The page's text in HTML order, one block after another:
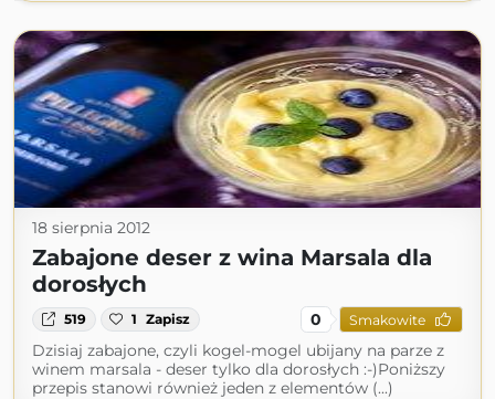
18 sierpnia 2012
Zabajone deser z wina Marsala dla
dorosłych
519 1 Zapisz 0 Smakowite
Dzisiaj zabajone, czyli kogel-mogel ubijany na parze z
winem marsala - deser tylko dla dorosłych :-)Poniższy
przepis stanowi również jeden z elementów (...)